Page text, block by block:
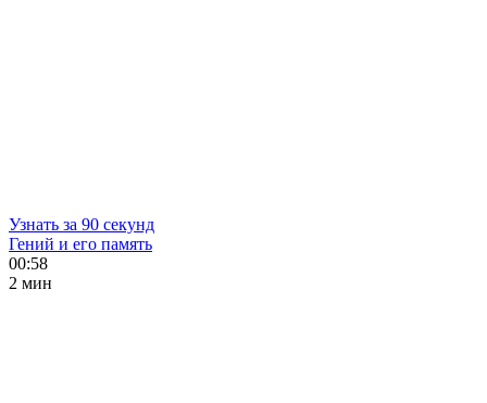
Узнать за 90 секунд
Гений и его память
00:58
2 мин